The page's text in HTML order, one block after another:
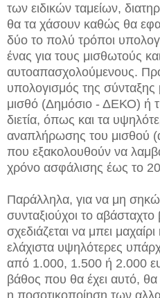
των ειδικών ταμείων,
θα τα χάσουν καθώς θα
δύο το πολύ τρόποι
ένας για τους μισθωτούς
αυτοαπασχολούμενους.
υπολογισμός της σύνταξης
μισθό (Δημόσιο - ΔΕΚΟ) ή
διετία, όπως και τα
αναπλήρωσης του μισθού
που εξακολουθούν να
χρόνο ασφάλισης έως το
Παράλληλα, για να μη
συνταξιούχοι το
σχεδιάζεται να μπει
ελάχιστα υψηλότερες
από 1.000, 1.500 ή 2.000
βάθος που θα έχει αυτό,
η ποσοτικοποίηση των